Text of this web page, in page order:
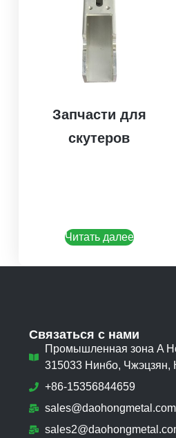
Запчасти для
скутеров
Читать далее
Связаться с нами
Промышленная зона A
315033 Нинбо, Чжэцзян,
+86-15356844659
sales@daohongmetal.com